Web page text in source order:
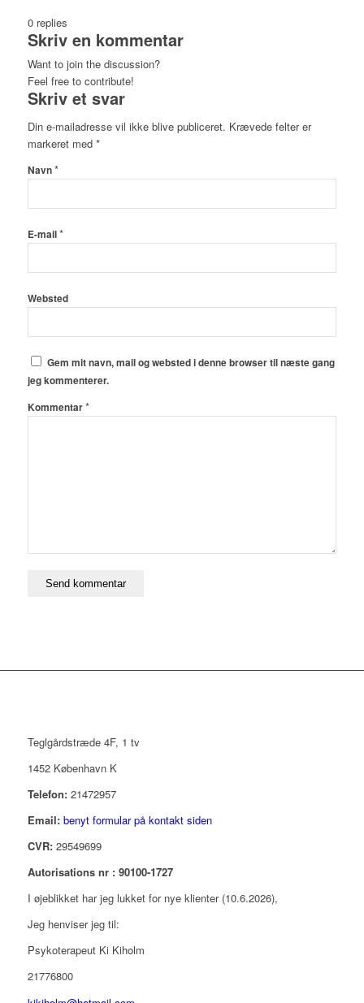
0 replies
Skriv en kommentar
Want to join the discussion?
Feel free to contribute!
Skriv et svar
Din e-mailadresse vil ikke blive publiceret. Krævede felter er
markeret med *
Navn*
E-mail*
Websted
Gem mit navn, mail og websted i denne browser til næste gang
jeg kommenterer.
Kommentar*
Teglgårdstræde 4F, 1 tv
1452 København K
Telefon:21472957
Email: benyt formular på kontakt siden
CVR:29549699
Autorisations nr : 90100-1727
I øjeblikket har jeg lukket for nye klienter (10.6.2026),
Jeg henviser jeg til:
Psykoterapeut Ki Kiholm
21776800